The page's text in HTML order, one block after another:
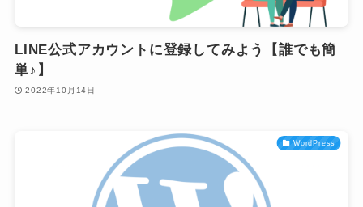
LINE公式アカウントに登録してみよう【誰でも簡
単♪】
2022年10月14日
WordPress